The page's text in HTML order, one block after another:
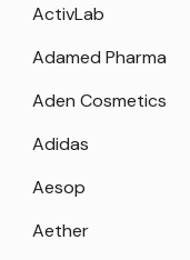
ActivLab
Adamed Pharma
Aden Cosmetics
Adidas
Aesop
Aether